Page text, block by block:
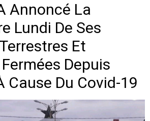
Annoncé La
Lundi De Ses
Et
Depuis
Cause Du Covid-19